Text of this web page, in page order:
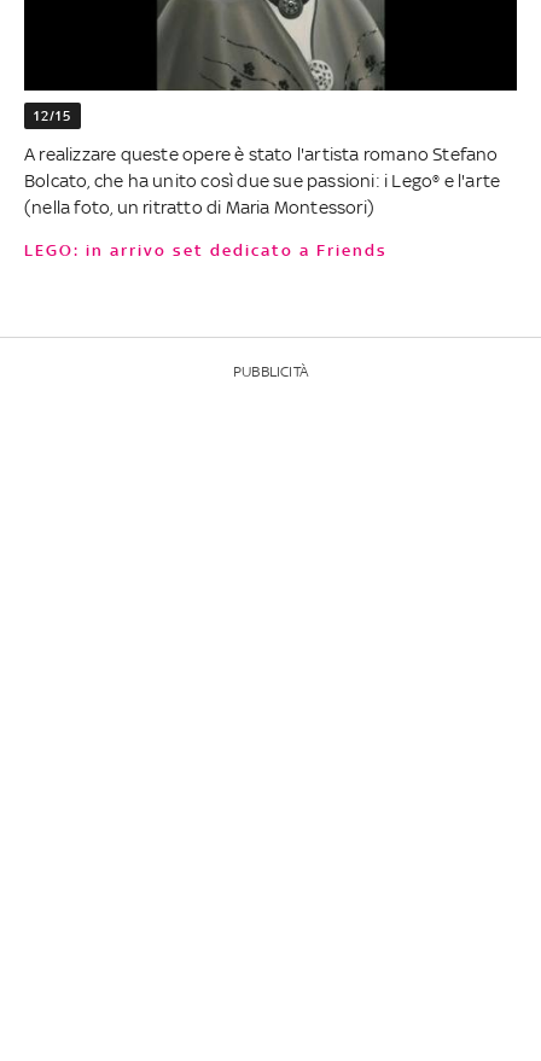
12/15
A realizzare queste opere è stato l'artista romano Stefano
Bolcato, che ha unito così due sue passioni: i Lego® e l'arte
(nella foto, un ritratto di Maria Montessori)
LEGO: in arrivo set dedicato a Friends
PUBBLICITÀ